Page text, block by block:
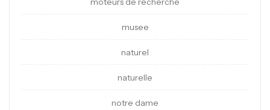
musee
naturel
naturelle
notre dame